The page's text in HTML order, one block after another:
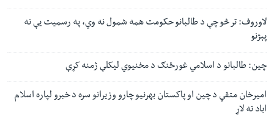
لاوروف: تر څو چې د طالبانو حکومت همه شمول نه وي، په رسمیت یې نه
پېژنو
چین: طالبانو د اسلامي غورځنګ د مخنیوي لیکلې ژمنه کړې
امیرخان متقي د چین او پاکستان بهرنیو چارو وزیرانو سره د خبرو لپاره اسلام
اباد ته لاړ